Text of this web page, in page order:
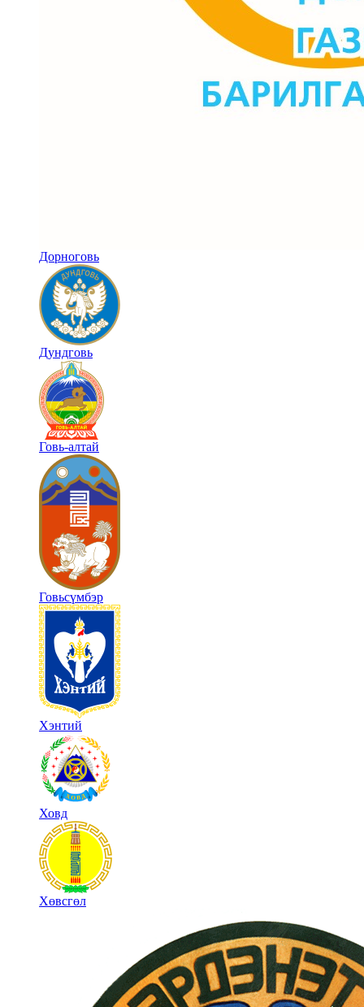
Дорноговь
Дундговь
Говь-алтай
Говьсүмбэр
Хэнтий
Ховд
Хөвсгөл